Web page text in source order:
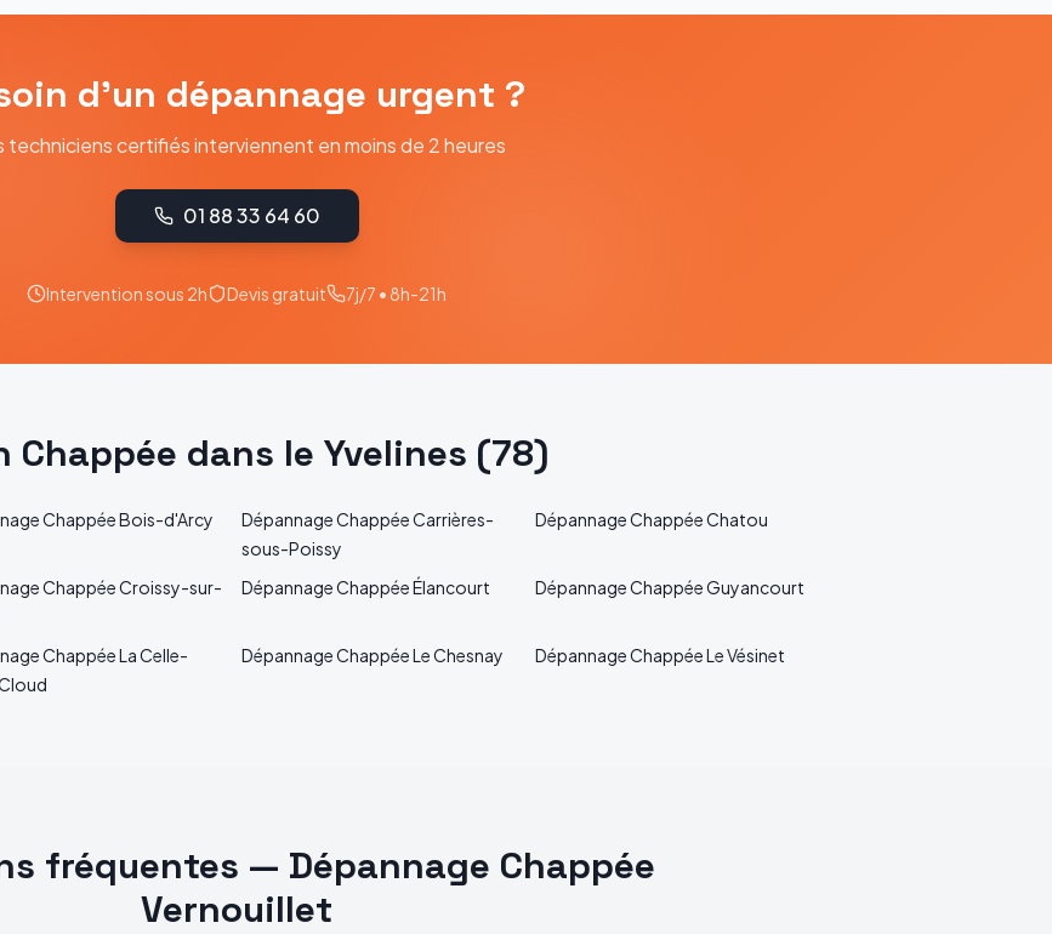
d'un dépannage urgent ?
techniciens certifiés interviennent en moins de 2 heures
01 88 33 64 60
Intervention sous 2h Devis gratuit 7j/7 • 8h-21h
Chappée dans le Yvelines (78)
ChappéeBois-d'Arcy DépannageChappéeCarrières-
sous-Poissy
DépannageChappéeChatou
ChappéeCroissy-sur-
DépannageChappéeÉlancourt DépannageChappéeGuyancourt
ChappéeLa Celle-
DépannageChappéeLe Chesnay DépannageChappéeLe Vésinet
fréquentes — Dépannage Chappée
Vernouillet